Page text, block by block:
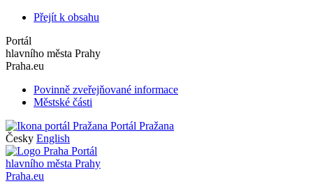
Přejít k obsahu
Portál
hlavního města Prahy
Praha.eu
Povinně zveřejňované informace
Městské části
Portál Pražana
Česky English
Portál
hlavního města Prahy
Praha.eu